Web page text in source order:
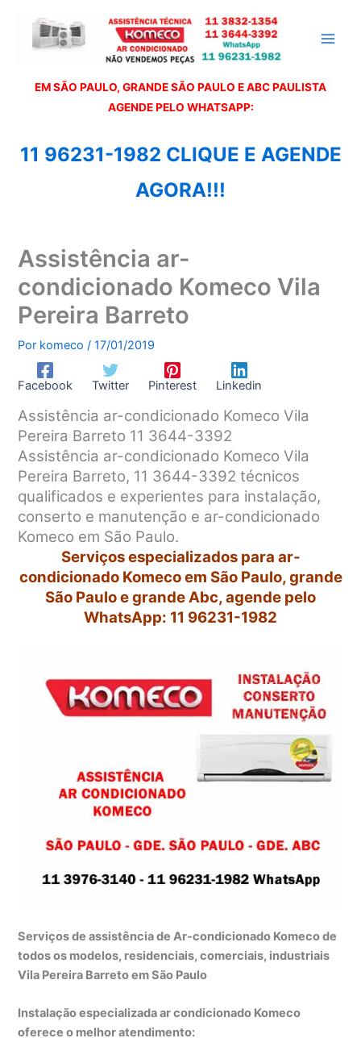
EM SÃO PAULO, GRANDE SÃO PAULO E ABC PAULISTA
AGENDE PELO WHATSAPP:
11 96231-1982 CLIQUE E AGENDE
AGORA!!!
Assistência ar-
condicionado Komeco Vila
Pereira Barreto
Por komeco/17/01/2019
Facebook Twitter Pinterest Linkedin
Assistência ar-condicionado Komeco Vila
Pereira Barreto 11 3644-3392
Assistência ar-condicionado Komeco Vila
Pereira Barreto, 11 3644-3392 técnicos
qualificados e experientes para instalação,
conserto e manutenção e ar-condicionado
Komeco em São Paulo.
Serviços especializados para ar-
condicionado Komeco em São Paulo, grande
São Paulo e grande Abc, agende pelo
WhatsApp: 11 96231-1982
Serviços de assistência de Ar-condicionado Komeco de
todos os modelos, residenciais, comerciais, industriais
Vila Pereira Barreto em São Paulo
Instalação especializada ar condicionado Komeco
oferece o melhor atendimento: